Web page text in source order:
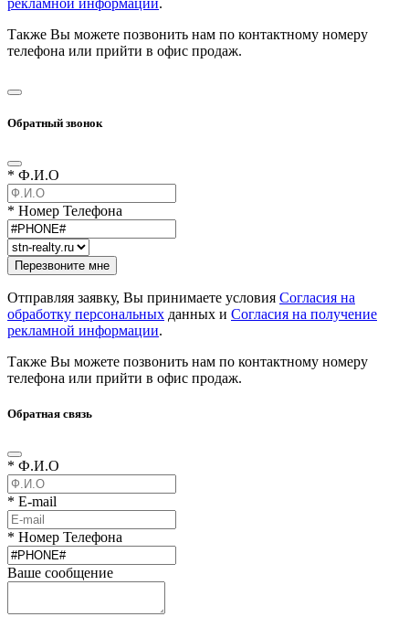
Также Вы можете позвонить нам по контактному номеру
телефона или прийти в офис продаж.
Обратный звонок
* Ф.И.О
* Номер Телефона
Отправляя заявку, Вы принимаете условия Согласия на
обработку персональных данных и Согласия на получение
рекламной информации.
Также Вы можете позвонить нам по контактному номеру
телефона или прийти в офис продаж.
Обратная связь
* Ф.И.О
* E-mail
* Номер Телефона
Ваше сообщение